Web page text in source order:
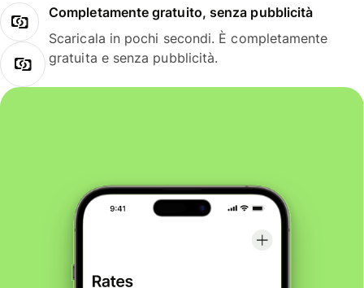
Completamente gratuito, senza pubblicità
Scaricala in pochi secondi. È completamente
gratuita e senza pubblicità.